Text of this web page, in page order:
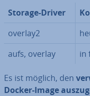
Storage-Driver
overlay2
aufs, overlay
in
Es ist möglich, den
Docker-Image